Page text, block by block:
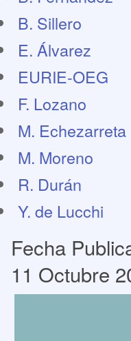
B. Sillero
E. Álvarez
EURIE-OEG
F. Lozano
M. Echezarreta
M. Moreno
R. Durán
Y. de Lucchi
Fecha
11 Octubre